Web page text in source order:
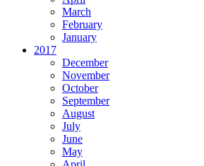
March
February
January
2017
December
November
October
September
August
July
June
May